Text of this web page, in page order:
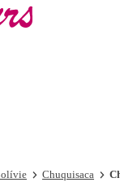
Chuquisaca